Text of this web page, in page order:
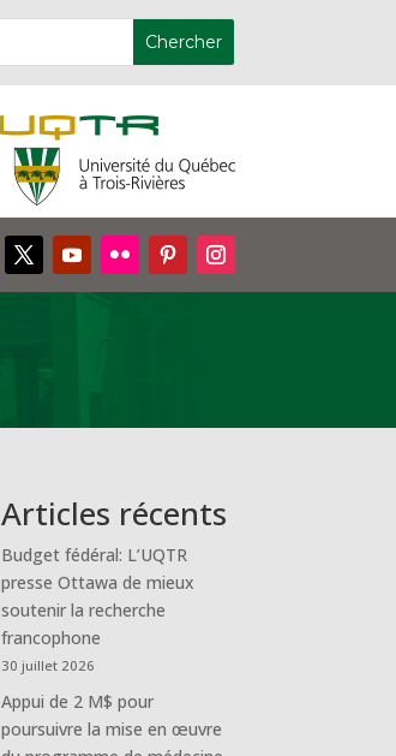
Articles récents
Budget fédéral: L’UQTR
presse Ottawa de mieux
soutenir la recherche
francophone
30 juillet 2026
Appui de 2 M$ pour
poursuivre la mise en œuvre